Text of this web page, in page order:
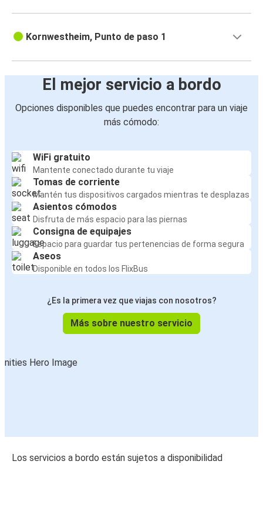
Kornwestheim, Punto de paso 1
El mejor servicio a bordo
Opciones disponibles que puedes encontrar para un viaje
más cómodo:
WiFi gratuito
Mantente conectado durante tu viaje
Tomas de corriente
Mantén tus dispositivos cargados mientras te desplazas
Asientos cómodos
Disfruta de más espacio para las piernas
Consigna de equipajes
Espacio para guardar tus pertenencias de forma segura
Aseos
Disponible en todos los FlixBus
¿Es la primera vez que viajas con nosotros?
Más sobre nuestro servicio
Los servicios a bordo están sujetos a disponibilidad